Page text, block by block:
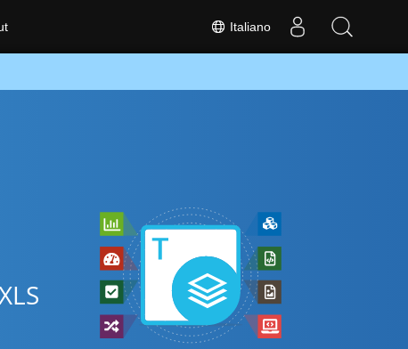
Italiano